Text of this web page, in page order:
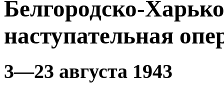
Белгородско-
наступательная
3—23 августа 1943